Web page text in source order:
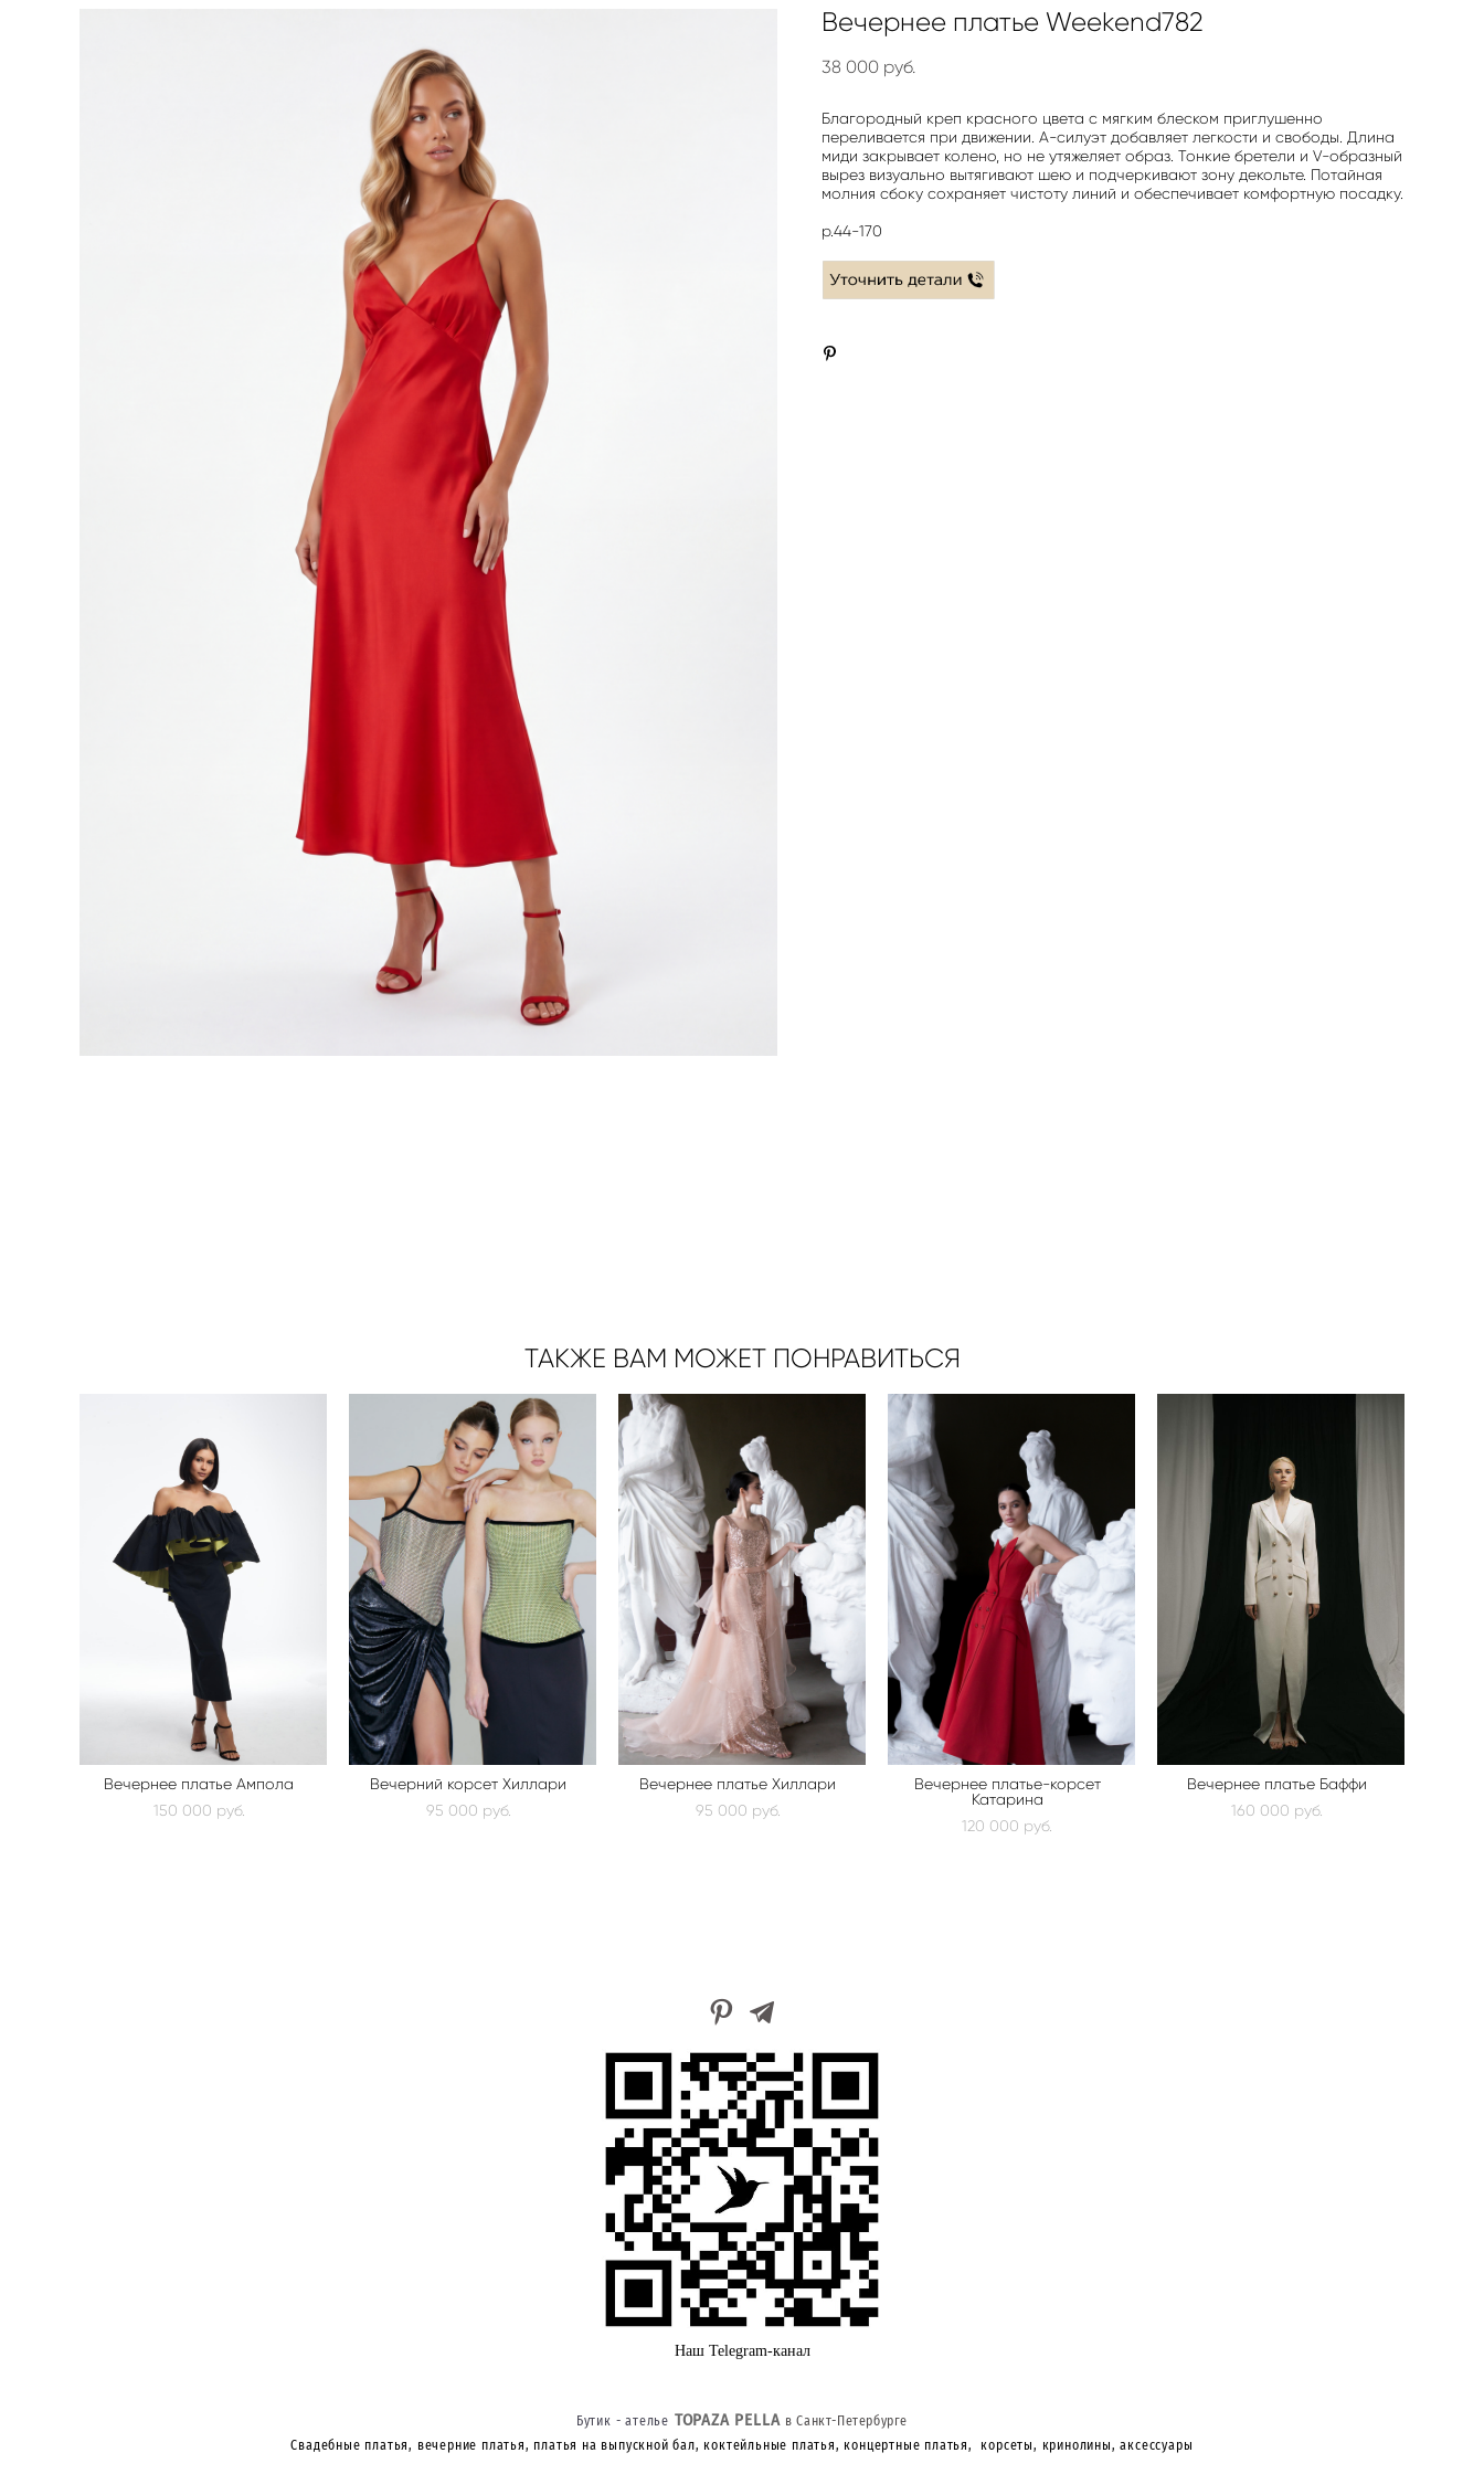
Вечернее платье Weekend782
38 000 pуб.
Благородный креп красного цвета с мягким блеском приглушенно
переливается при движении. А-силуэт добавляет легкости и свободы. Длина
миди закрывает колено, но не утяжеляет образ. Тонкие бретели и V-образный
вырез визуально вытягивают шею и подчеркивают зону декольте. Потайная
молния сбоку сохраняет чистоту линий и обеспечивает комфортную посадку.
р.44-170
ТАКЖЕ ВАМ МОЖЕТ ПОНРАВИТЬСЯ
Вечернее платье Ампола
150 000 pуб.
Вечерний корсет Хиллари
95 000 pуб.
Вечернее платье Хиллари
95 000 pуб.
Вечернее платье-корсет
Катарина
120 000 pуб.
Вечернее платье Баффи
160 000 pуб.
Наш Telegram-канал
Бутик - ателье TOPAZA PELLA в Санкт-Петербурге
Свадебные платья, вечерние платья, платья на выпускной бал, коктейльные платья, концертные платья, корсеты, кринолины, аксессуары